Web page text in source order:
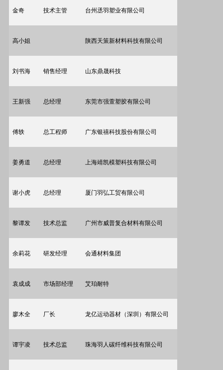
金奇 技术主管 台州丞羽塑业有限公司
高小姐 陕西天策新材料科技有限公司
刘书海 销售经理 山东鼎晟科技
王新强 总经理 东莞市强萱塑胶有限公司
傅轶 总工程师 广东银禧科技股份有限公司
姜勇道 总经理 上海靖凯模塑科技有限公司
谢小虎 总经理 厦门羽弘工贸有限公司
黎谭发 技术总监 广州市威普复合材料有限公司
余莉花 研发经理 会通材料集团
袁成成 市场部经理 艾珀耐特
廖木全 厂长 龙亿运动器材（深圳）有限公司
谭宇凌 技术总监 珠海羽人碳纤维科技有限公司